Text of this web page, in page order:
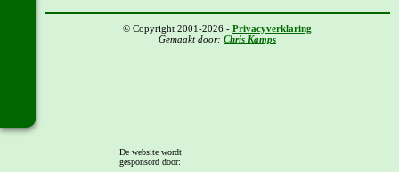
© Copyright 2001-2026 - Privacyverklaring
Gemaakt door: Chris Kamps
De website wordt
gesponsord door: